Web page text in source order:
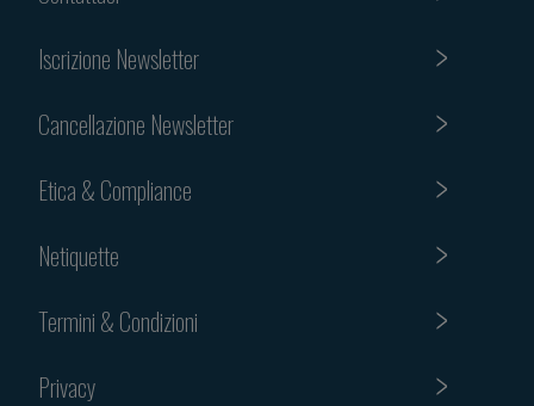
Iscrizione Newsletter
Cancellazione Newsletter
Etica & Compliance
Netiquette
Termini & Condizioni
Privacy